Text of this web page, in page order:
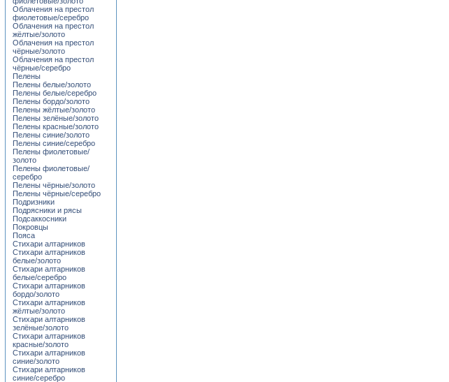
Облачения на престол
фиолетовые/серебро
Облачения на престол
жёлтые/золото
Облачения на престол
чёрные/золото
Облачения на престол
чёрные/серебро
Пелены
Пелены белые/золото
Пелены белые/серебро
Пелены бордо/золото
Пелены жёлтые/золото
Пелены зелёные/золото
Пелены красные/золото
Пелены синие/золото
Пелены синие/серебро
Пелены фиолетовые/
золото
Пелены фиолетовые/
серебро
Пелены чёрные/золото
Пелены чёрные/серебро
Подризники
Подрясники и рясы
Подсаккосники
Покровцы
Пояса
Стихари алтарников
Стихари алтарников
белые/золото
Стихари алтарников
белые/серебро
Стихари алтарников
бордо/золото
Стихари алтарников
жёлтые/золото
Стихари алтарников
зелёные/золото
Стихари алтарников
красные/золото
Стихари алтарников
синие/золото
Стихари алтарников
синие/серебро